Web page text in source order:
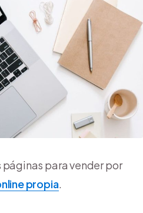
para vender por
propia.